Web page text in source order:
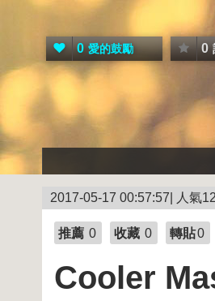
0 愛的鼓勵 0
2017-05-17 00:57:57| 人氣
推薦 0 收藏 0 轉貼0
Cooler